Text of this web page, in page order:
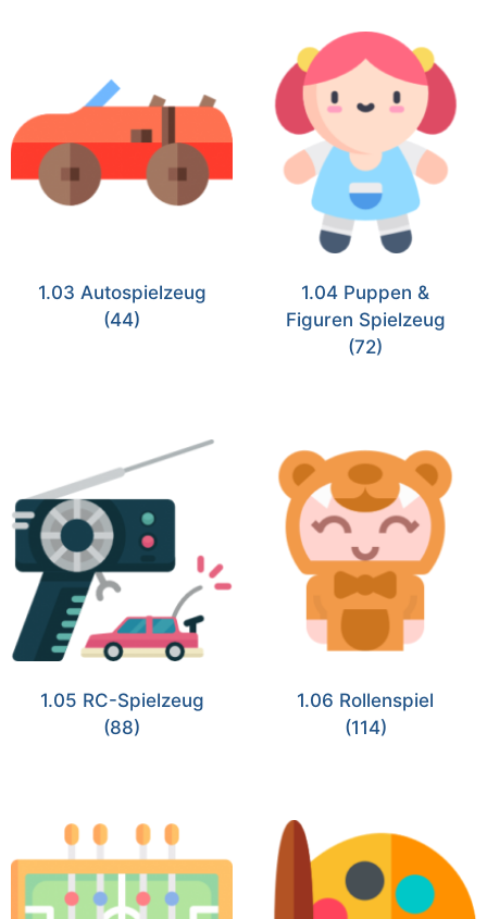
1.03 Autospielzeug
(44)
1.04 Puppen &
Figuren Spielzeug
(72)
1.05 RC-Spielzeug
(88)
1.06 Rollenspiel
(114)